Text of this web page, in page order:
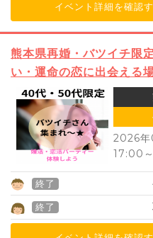
イベント詳細を確認
熊本県再婚・バツイチ限
い・運命の恋に出会える
2026
17:00 ～
終了
終了